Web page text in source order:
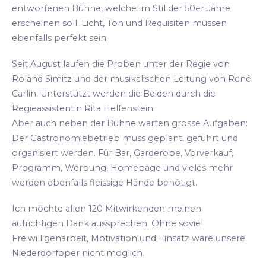
entworfenen Bühne, welche im Stil der 50er Jahre
erscheinen soll. Licht, Ton und Requisiten müssen
ebenfalls perfekt sein.
Seit August laufen die Proben unter der Regie von
Roland Simitz und der musikalischen Leitung von René
Carlin. Unterstützt werden die Beiden durch die
Regieassistentin Rita Helfenstein.
Aber auch neben der Bühne warten grosse Aufgaben:
Der Gastronomiebetrieb muss geplant, geführt und
organisiert werden. Für Bar, Garderobe, Vorverkauf,
Programm, Werbung, Homepage und vieles mehr
werden ebenfalls fleissige Hände benötigt.
Ich möchte allen 120 Mitwirkenden meinen
aufrichtigen Dank aussprechen. Ohne soviel
Freiwilligenarbeit, Motivation und Einsatz wäre unsere
Niederdorfoper nicht möglich.